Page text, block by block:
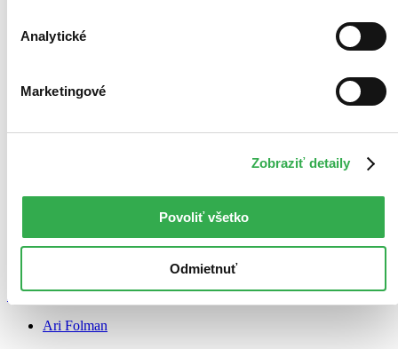
Analytické
Marketingové
Zobraziť detaily
Povoliť všetko
Odmietnuť
Denník Anny Frankovej (komiks)
Ari Folman